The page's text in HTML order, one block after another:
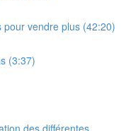
vendre plus (42:20)
(3:37)
des différentes